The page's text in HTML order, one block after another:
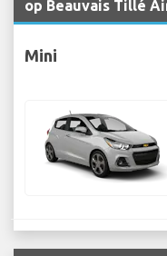
op Beauvais Tillé
Mini